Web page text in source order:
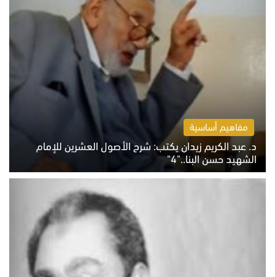
مفاهيم أساسية
د. عبد الكريم زيدان يكتب: شرح الأصول العشرين للإمام
الشهيد حسن البنا.."4"
الخميس 6 أغسطس 2026 10:27 ص